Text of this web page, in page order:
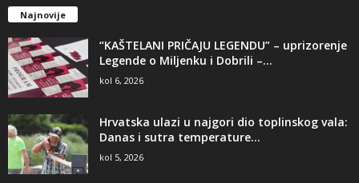
Najnovije
“KAŠTELANI PRIČAJU LEGENDU” – uprizorenje
Legende o Miljenku i Dobrili –...
kol 6, 2026
Hrvatska ulazi u najgori dio toplinskog vala:
Danas i sutra temperature...
kol 5, 2026